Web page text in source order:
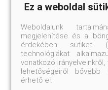
Celebrated designer
the water garden within
Features for Small Gardens.
construction, materials,
alternatives for every
Detailed case studies
progressing from the
the author shows step
created using only
Ez a weboldal
Weboldalunk
megjelenítése és a
érdekében sütiket
technológiákat
vonatkozó
lehetőségeiről bővebb
érhető el.